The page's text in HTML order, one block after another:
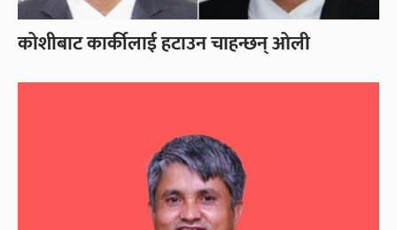
कोशीबाट कार्कीलाई हटाउन चाहन्छन् ओली